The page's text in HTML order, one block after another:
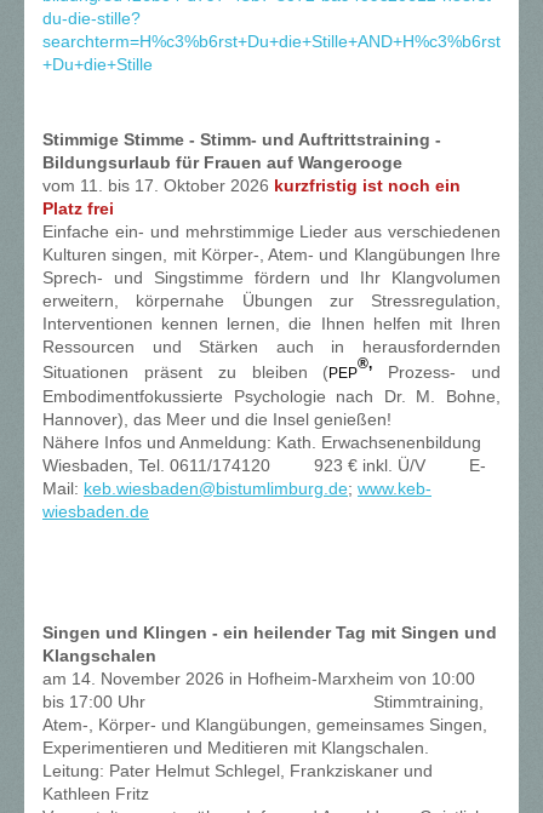
du-die-stille?
searchterm=H%c3%b6rst+Du+die+Stille+AND+H%c3%b6rst
+Du+die+Stille
Stimmige Stimme - Stimm- und Auftrittstraining -
Bildungsurlaub für Frauen auf Wangerooge
vom 11. bis 17. Oktober 2026 kurzfristig ist noch ein
Platz frei
Einfache ein- und mehrstimmige Lieder aus verschiedenen
Kulturen singen, mit Körper-, Atem- und Klangübungen Ihre
Sprech- und Singstimme fördern und Ihr Klangvolumen
erweitern, körpernahe Übungen zur Stressregulation,
Interventionen kennen lernen, die Ihnen helfen mit Ihren
Ressourcen und Stärken auch in herausfordernden
Situationen präsent zu bleiben (PEP
®, Prozess- und
Embodimentfokussierte Psychologie nach Dr. M. Bohne,
Hannover), das Meer und die Insel genießen!
Nähere Infos und Anmeldung: Kath. Erwachsenenbildung
Wiesbaden, Tel. 0611/174120 923 € inkl. Ü/V E-
Mail: keb.wiesbaden@bistumlimburg.de; www.keb-
wiesbaden.de
Singen und Klingen - ein heilender Tag mit Singen und
Klangschalen
am 14. November 2026 in Hofheim-Marxheim von 10:00
bis 17:00 Uhr Stimmtraining,
Atem-, Körper- und Klangübungen, gemeinsames Singen,
Experimentieren und Meditieren mit Klangschalen.
Leitung: Pater Helmut Schlegel, Frankziskaner und
Kathleen Fritz